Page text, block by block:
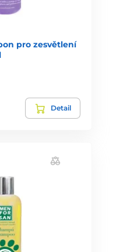
pro zesvětlení
Detail